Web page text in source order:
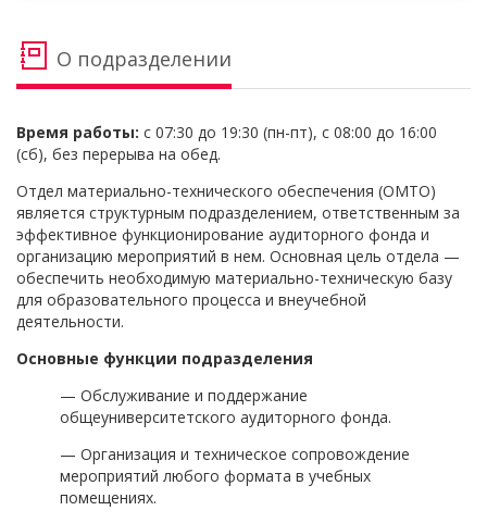
О подразделении
Время работы: с 07:30 до 19:30 (пн-пт), с 08:00 до 16:00
(сб), без перерыва на обед.
Отдел материально-технического обеспечения (ОМТО)
является структурным подразделением, ответственным за
эффективное функционирование аудиторного фонда и
организацию мероприятий в нем. Основная цель отдела —
обеспечить необходимую материально-техническую базу
для образовательного процесса и внеучебной
деятельности.
Основные функции подразделения
— Обслуживание и поддержание
общеуниверситетского аудиторного фонда.
— Организация и техническое сопровождение
мероприятий любого формата в учебных
помещениях.